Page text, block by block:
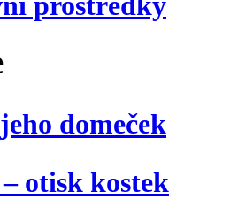
domeček
otisk kostek